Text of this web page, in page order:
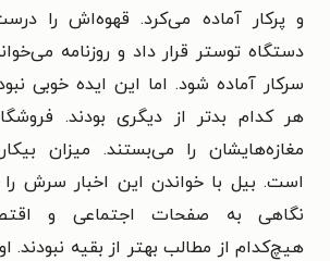
و پرکار آماده می‌کرد. قهوه‌اش را
دستگاه توستر قرار داد و روزنامه
سرکار آماده شود. اما این ایده خوبی
هر کدام بدتر از دیگری بودند.
مغازه‌هایشان را می‌بستند. میزان
است. بیل با خواندن این اخبار سرش را
نگاهی به صفحات اجتماعی و
هیچ‌کدام از مطالب بهتر از بقیه